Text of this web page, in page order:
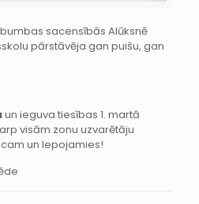
sacensībās Alūksnē
pārstāvēja gan puišu, gan
un ieguva tiesības 1. martā
visām zonu uzvarētāju
un lepojamies!